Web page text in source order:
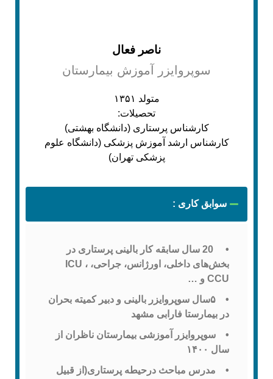
ناصر فعال
سوپروایزر آموزش بیمارستان
متولد ۱۳۵۱
تحصیلات:
کارشناس پرستاری (دانشگاه بهشتی)
کارشناس ارشد آموزش پزشکی (دانشگاه علوم
پزشکی تهران)
سوابق کاری :
• 20 سال سابقه کار بالینی پرستاری در
بخش‌های داخلی، اورژانس، جراحی، ICU ،
CCU و …
• ۵سال سوپروایزر بالینی و دبیر کمیته بحران
در بیمارستا فارابی مشهد
• سوپروایزر آموزشی بیمارستان ناظران از
سال ۱۴۰۰
• مدرس مباحث درحیطه پرستاری(از قبیل